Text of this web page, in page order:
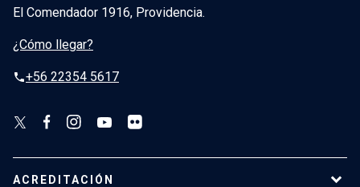
El Comendador 1916, Providencia.
¿Cómo llegar?
phone+56 22354 5617
ACREDITACIÓN